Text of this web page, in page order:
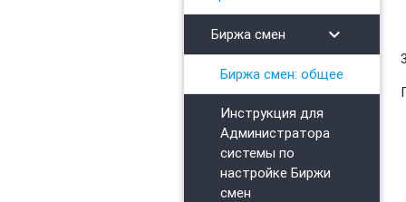
Биржа смен chevron_right
Биржа смен: общее
Инструкция для
Администратора
системы по
настройке Биржи
смен